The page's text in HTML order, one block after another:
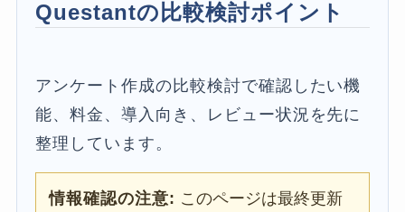
Questantの比較検討ポイント
アンケート作成の比較検討で確認したい機
能、料金、導入向き、レビュー状況を先に
整理しています。
情報確認の注意: このページは最終更新